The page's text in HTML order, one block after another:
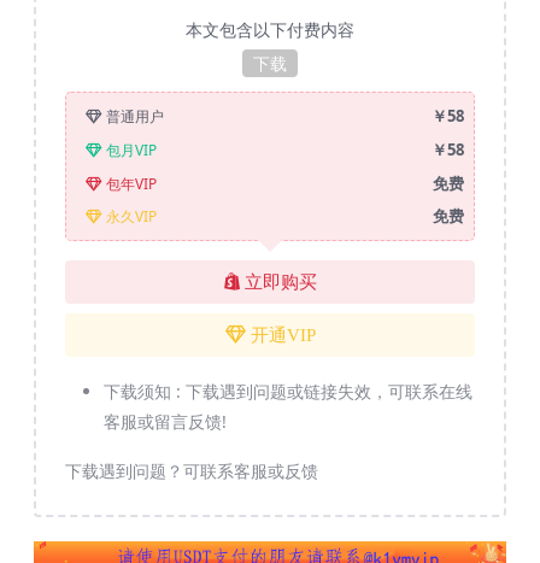
本文包含以下付费内容
下载
普通用户 ￥58
包月VIP ￥58
包年VIP 免费
永久VIP 免费
立即购买
开通VIP
下载须知 : 下载遇到问题或链接失效，可联系在线
客服或留言反馈!
下载遇到问题？可联系客服或反馈